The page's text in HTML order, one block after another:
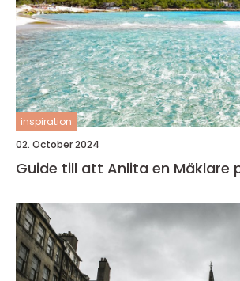
inspiration
02. October 2024
Guide till att Anlita en Mäklare